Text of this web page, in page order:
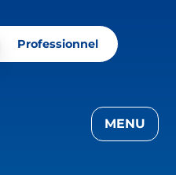
Professionnel
MENU